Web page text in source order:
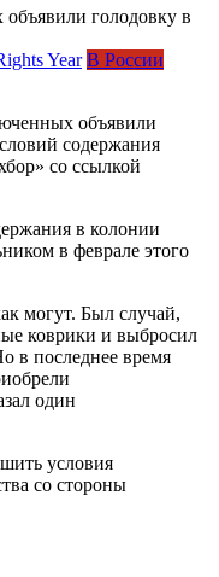
Year В России
объявили
содержания
со ссылкой
в колонии
в феврале этого
могут. Был случай,
коврики и выбросил
в последнее время
один
условия
со стороны